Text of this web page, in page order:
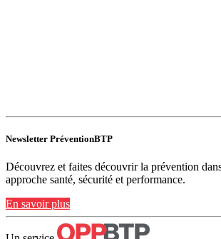
Newsletter PréventionBTP
Découvrez et faites découvrir la prévention
approche santé, sécurité et performance.
En savoir plus